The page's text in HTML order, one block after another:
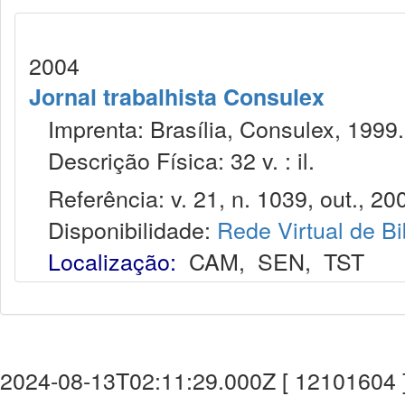
2004
Jornal trabalhista Consulex
Imprenta: Brasília, Consulex, 1999.
Descrição Física: 32 v. : il.
Referência: v. 21, n. 1039, out.,
Disponibilidade: Rede Virtual de
Localização: CAM, SEN, TST
2024-08-13T02:11:29.000Z [ 12101604